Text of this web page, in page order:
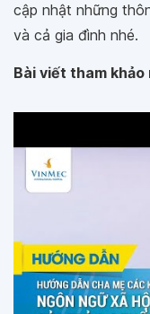
cập nhật những
và cả gia đình nhé.
Bài viết tham khảo